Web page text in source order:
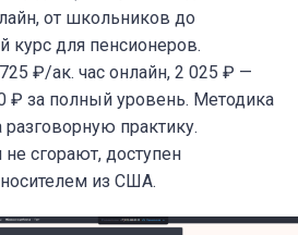
от школьников до
курс для пенсионеров.
₽/ак. час онлайн, 2 025 ₽ —
₽ за полный уровень. Методика
разговорную практику.
сгорают, доступен
из США.